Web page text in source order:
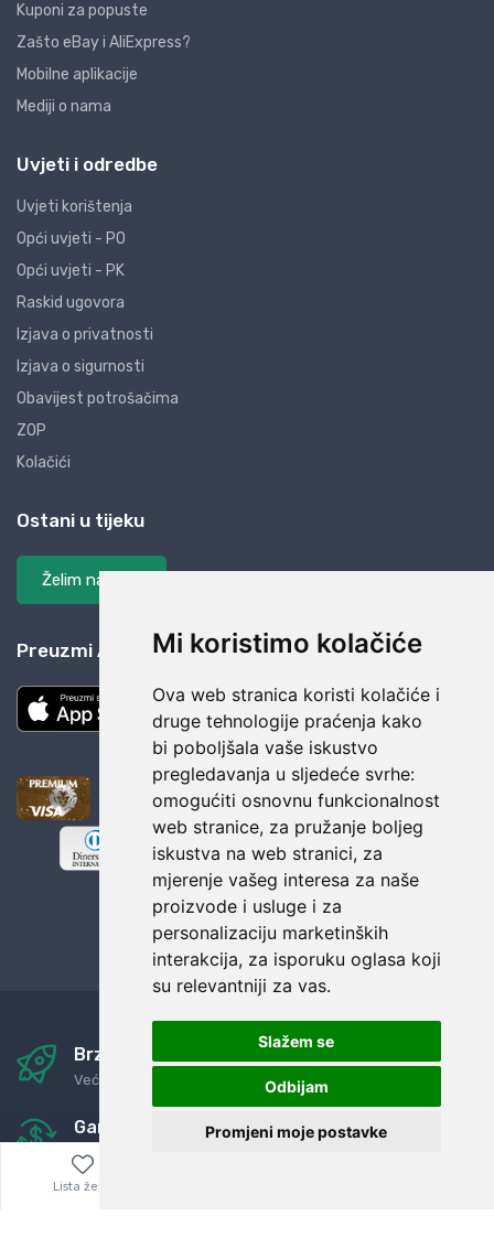
Mi koristimo kolačiće
Ova web stranica koristi kolačiće i
druge tehnologije praćenja kako
bi poboljšala vaše iskustvo
pregledavanja u sljedeće svrhe:
omogućiti osnovnu funkcionalnost
web stranice, za pružanje boljeg
iskustva na web stranici, za
mjerenje vašeg interesa za naše
proizvode i usluge i za
personalizaciju marketinških
interakcija, za isporuku oglasa koji
su relevantniji za vas.
Slažem se
Odbijam
Promjeni moje postavke
Kuponi za popuste
Zašto eBay i AliExpress?
Mobilne aplikacije
Mediji o nama
Uvjeti i odredbe
Uvjeti korištenja
Opći uvjeti - PO
Opći uvjeti - PK
Raskid ugovora
Izjava o privatnosti
Izjava o sigurnosti
Obavijest potrošačima
ZOP
Kolačići
Ostani u tijeku
Želim na listu
Preuzmi AliBay aplikaciju
Brza i sigurna dostava
Već za nekoliko dana kod vas
Garancija u povrat novaca
Jednostavno pravilo: Roba za novac
Lista želja